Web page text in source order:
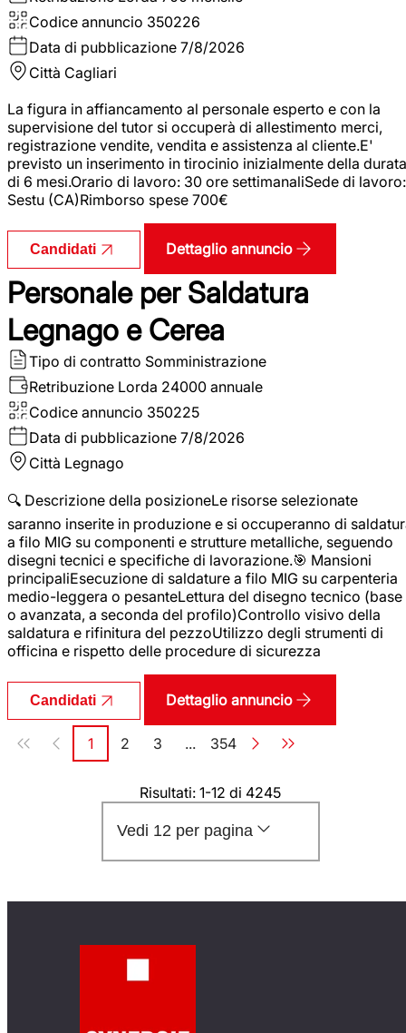
Codice annuncio 350226
Data di pubblicazione 7/8/2026
Città Cagliari
La figura in affiancamento al personale esperto e con la
supervisione del tutor si occuperà di allestimento merci,
registrazione vendite, vendita e assistenza al cliente.E'
previsto un inserimento in tirocinio inizialmente della durata
di 6 mesi.Orario di lavoro: 30 ore settimanaliSede di lavoro:
Sestu (CA)Rimborso spese 700€
Candidati Dettaglio annuncio
Personale per Saldatura
Legnago e Cerea
Tipo di contratto Somministrazione
Retribuzione Lorda 24000 annuale
Codice annuncio 350225
Data di pubblicazione 7/8/2026
Città Legnago
🔍 Descrizione della posizioneLe risorse selezionate
saranno inserite in produzione e si occuperanno di
a filo MIG su componenti e strutture metalliche, seguendo
disegni tecnici e specifiche di lavorazione.🎯 Mansioni
principaliEsecuzione di saldature a filo MIG su carpenteria
medio-leggera o pesanteLettura del disegno tecnico (base
o avanzata, a seconda del profilo)Controllo visivo della
saldatura e rifinitura del pezzoUtilizzo degli strumenti di
officina e rispetto delle procedure di sicurezza
Candidati Dettaglio annuncio
Paginazione
Pagina
1 Pagina
2 Pagina
3 ... Pagina
354
Risultati: 1-12 di 4245
Vedi 12 per pagina